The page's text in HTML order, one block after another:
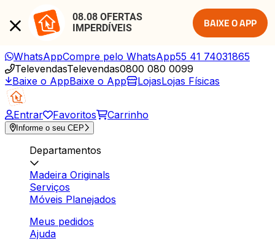
08.08 OFERTAS
IMPERDÍVEIS
BAIXE O APP
WhatsAppCompre pelo WhatsApp55 41 74031865
TelevendasTelevendas0800 080 0099
Baixe o AppBaixe o App LojasLojas Físicas
Entrar Favoritos Carrinho
Informe o seu CEP
Departamentos
Madeira Originals
Serviços
Móveis Planejados
Meus pedidos
Ajuda